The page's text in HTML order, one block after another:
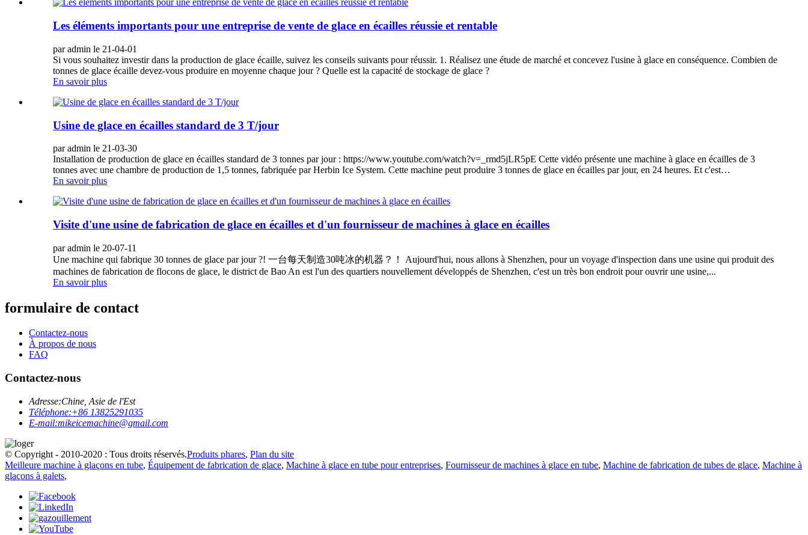
Les éléments importants pour une entreprise de vente de glace en écailles réussie et rentable
par admin le 21-04-01
Si vous souhaitez investir dans la production de glace écaille, suivez les conseils suivants pour réussir. 1. Réalisez une étude de marché et concevez l'usine à glace en conséquence. Combien de
tonnes de glace écaille devez-vous produire en moyenne chaque jour ? Quelle est la capacité de stockage de glace ?
En savoir plus
Usine de glace en écailles standard de 3 T/jour
par admin le 21-03-30
Installation de production de glace en écailles standard de 3 tonnes par jour : https://www.youtube.com/watch?v=_rmd5jLR5pE Cette vidéo présente une machine à glace en écailles de 3
tonnes avec une chambre de production de 1,5 tonnes, fabriquée par Herbin Ice System. Cette machine peut produire 3 tonnes de glace en écailles par jour, en 24 heures. Et c'est…
En savoir plus
Visite d'une usine de fabrication de glace en écailles et d'un fournisseur de machines à glace en écailles
par admin le 20-07-11
Une machine qui fabrique 30 tonnes de glace par jour ?! 一台每天制造30吨冰的机器？！ Aujourd'hui, nous allons à Shenzhen, pour un voyage d'inspection dans une usine qui produit des
machines de fabrication de flocons de glace, le district de Bao An est l'un des quartiers nouvellement développés de Shenzhen, c'est un très bon endroit pour ouvrir une usine,...
En savoir plus
formulaire de contact
Contactez-nous
À propos de nous
FAQ
Contactez-nous
Adresse:Chine, Asie de l'Est
Téléphone:+86 13825291035
E-mail:mikeicemachine@gmail.com
© Copyright - 2010-2020 : Tous droits réservés.Produits phares, Plan du site
Meilleure machine à glaçons en tube, Équipement de fabrication de glace, Machine à glace en tube pour entreprises, Fournisseur de machines à glace en tube, Machine de fabrication de tubes de glace, Machine à
glaçons à galets,